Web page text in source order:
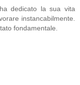
dedicato la sua vita
instancabilmente.
fondamentale.